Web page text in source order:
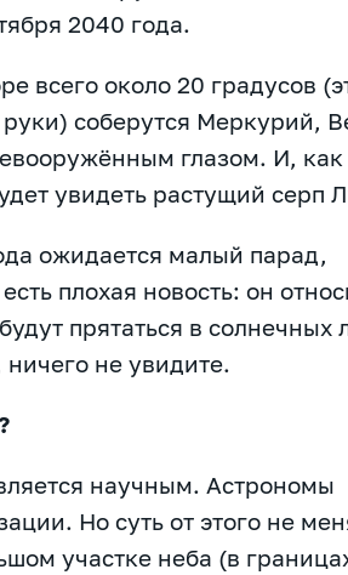
2040 года.
всего около 20 градусов
соберутся Меркурий,
глазом. И, как
увидеть растущий серп
ожидается малый парад,
плохая новость: он
прятаться в солнечных
не увидите.
научным. Астрономы
Но суть от этого не
участке неба (в